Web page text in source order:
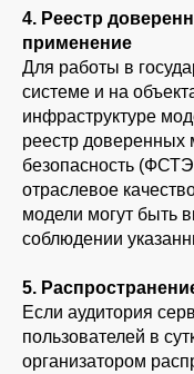
4. Реестр
применение
Для работы в
системе и на
инфраструктуре
реестр доверенных
безопасность
отраслевое
модели могут быть
соблюдении
5.
Если аудитория
пользователей в
организатором